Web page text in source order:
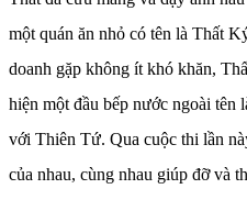
một quán ăn nhỏ có tên là Thất
doanh gặp không ít khó khăn,
hiện một đầu bếp nước ngoài tên
với Thiên Tứ. Qua cuộc thi lần
của nhau, cùng nhau giúp đỡ và